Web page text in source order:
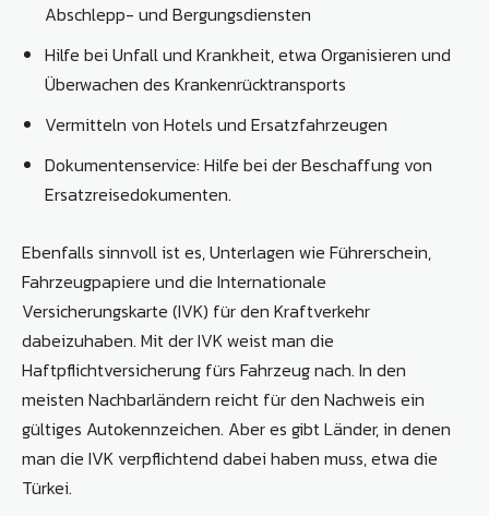
Abschlepp- und Bergungsdiensten
Hilfe bei Unfall und Krankheit, etwa Organisieren und
Überwachen des Krankenrücktransports
Vermitteln von Hotels und Ersatzfahrzeugen
Dokumentenservice: Hilfe bei der Beschaffung von
Ersatzreisedokumenten.
Ebenfalls sinnvoll ist es, Unterlagen wie Führerschein,
Fahrzeugpapiere und die Internationale
Versicherungskarte (IVK) für den Kraftverkehr
dabeizuhaben. Mit der IVK weist man die
Haftpflichtversicherung fürs Fahrzeug nach. In den
meisten Nachbarländern reicht für den Nachweis ein
gültiges Autokennzeichen. Aber es gibt Länder, in denen
man die IVK verpflichtend dabei haben muss, etwa die
Türkei.